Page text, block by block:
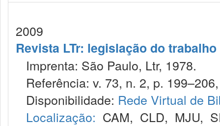
2009
Revista LTr: legislação do trabalho
Imprenta: São Paulo, Ltr, 1978.
Referência: v. 73, n. 2, p.
Disponibilidade: Rede Virtual de
Localização: CAM, CLD, MJU,